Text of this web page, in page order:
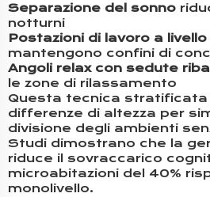
Separazione del sonno
notturni
Postazioni di lavoro a
mantengono confini di
Angoli relax con sedute
le zone di rilassamento
Questa tecnica
differenze di altezza per
divisione degli ambienti
Studi dimostrano che la
riduce il sovraccarico
microabitazioni del 40%
monolivello.